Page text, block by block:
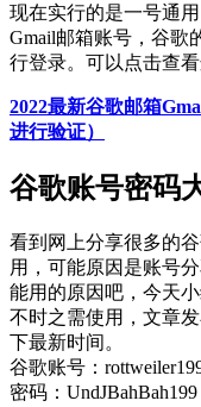
现在实行的是一号通
Gmail邮箱账号，谷歌
行登录。可以点击查看
2022最新谷歌邮箱
进行验证）
谷歌账号密码
看到网上分享很多的
用，可能原因是账号
能用的原因吧，今天
不时之需使用，文章
下最新时间。
谷歌账号：
密码：UndJBahBah199